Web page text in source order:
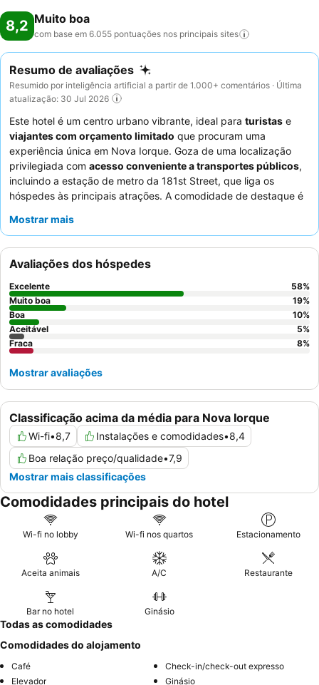
8,2 Muito boa
com base em 6.055 pontuações nos principais sites
Resumo de avaliações
Resumido por inteligência artificial a partir de 1.000+ comentários · Última
atualização: 30 Jul 2026
Este hotel é um centro urbano vibrante, ideal para turistas e
viajantes com orçamento limitado que procuram uma
experiência única em Nova Iorque. Goza de uma localização
privilegiada com acesso conveniente a transportes públicos,
incluindo a estação de metro da 181st Street, que liga os
hóspedes às principais atrações. A comodidade de destaque é
saborosa cozinha dominicana. Os hóspedes elogiam
funcionários
extenso buffet de pequeno-almoço
aqueles que procuram um ambiente mais tranquilo, recomenda-
se pedir um quarto virado para o pátio.
Mostrar mais
Classificação acima da média para Nova Iorque
Wi-fi•8,7 Instalações e comodidades•8,4
Boa relação preço/qualidade•7,9
Mostrar mais classificações
Avaliações dos hóspedes
Excelente 58%
Muito boa
19%
Boa
10%
Aceitável
5%
Fraca
8%
Mostrar avaliações
Comodidades principais do hotel
Wi-fi no lobby Wi-fi nos quartos Estacionamento
Aceita animais A/C Restaurante
Bar no hotel Ginásio
Todas as comodidades
Comodidades do alojamento
Café
Check-in/check-out expresso
Elevador
Ginásio